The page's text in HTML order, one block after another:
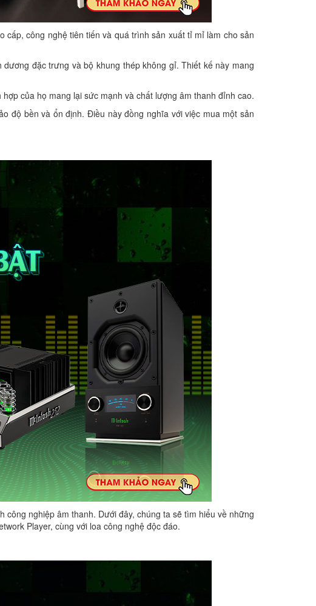
cấp, công nghệ tiên tiến và quá trình sản xuất tỉ mỉ làm cho sản
đặc trưng và bộ khung thép không gỉ. Thiết kế này mang
của họ mang lại sức mạnh và chất lượng âm thanh đỉnh cao.
độ bền và ổn định. Điều này đồng nghĩa với việc mua một sản
nghiệp âm thanh. Dưới đây, chúng ta sẽ tìm hiểu về những
Player, cùng với loa công nghệ độc đáo.